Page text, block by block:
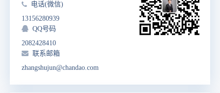
电话(微信)
13156280939
QQ号码
2082428410
联系邮箱
zhangshujun@chandao.com